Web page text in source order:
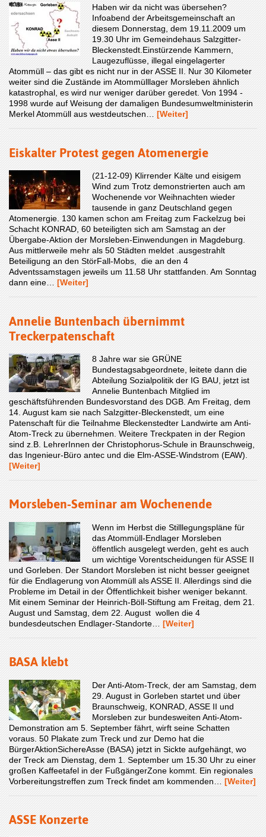
Haben wir da nicht was übersehen?
Infoabend der Arbeitsgemeinschaft an
diesem Donnerstag, dem 19.11.2009 um
19.30 Uhr im Gemeindehaus Salzgitter-
Bleckenstedt.Einstürzende Kammern,
Laugezuflüsse, illegal eingelagerter
Atommüll – das gibt es nicht nur in der ASSE II. Nur 30 Kilometer
weiter sind die Zustände im Atommülllager Morsleben ähnlich
katastrophal, es wird nur weniger darüber geredet. Von 1994 -
1998 wurde auf Weisung der damaligen Bundesumweltministerin
Merkel Atommüll aus westdeutschen… [Weiter]
Eiskalter Protest gegen Atomenergie
(21-12-09) Klirrender Kälte und eisigem
Wind zum Trotz demonstrierten auch am
Wochenende vor Weihnachten wieder
tausende in ganz Deutschland gegen
Atomenergie. 130 kamen schon am Freitag zum Fackelzug bei
Schacht KONRAD, 60 beteiligten sich am Samstag an der
Übergabe-Aktion der Morsleben-Einwendungen in Magdeburg.
Aus mittlerweile mehr als 50 Städten meldet .ausgestrahlt
Beteiligung an den StörFall-Mobs, die an den 4
Adventssamstagen jeweils um 11.58 Uhr stattfanden. Am Sonntag
dann eine… [Weiter]
Annelie Buntenbach übernimmt
Treckerpatenschaft
8 Jahre war sie GRÜNE
Bundestagsabgeordnete, leitete dann die
Abteilung Sozialpolitik der IG BAU, jetzt ist
Annelie Buntenbach Mitglied im
geschäftsführenden Bundesvorstand des DGB. Am Freitag, dem
14. August kam sie nach Salzgitter-Bleckenstedt, um eine
Patenschaft für die Teilnahme Bleckenstedter Landwirte am Anti-
Atom-Treck zu übernehmen. Weitere Treckpaten in der Region
sind z.B. LehrerInnen der Christophorus-Schule in Braunschweig,
das Ingenieur-Büro antec und die Elm-ASSE-Windstrom (EAW).
[Weiter]
Morsleben-Seminar am Wochenende
Wenn im Herbst die Stilllegungspläne für
das Atommüll-Endlager Morsleben
öffentlich ausgelegt werden, geht es auch
um wichtige Vorentscheidungen für ASSE II
und Gorleben. Der Standort Morsleben ist nicht besser geeignet
für die Endlagerung von Atommüll als ASSE II. Allerdings sind die
Probleme im Detail in der Öffentlichkeit bisher weniger bekannt.
Mit einem Seminar der Heinrich-Böll-Stiftung am Freitag, dem 21.
August und Samstag, dem 22. August wollen die 4
bundesdeutschen Endlager-Standorte… [Weiter]
BASA klebt
Der Anti-Atom-Treck, der am Samstag, dem
29. August in Gorleben startet und über
Braunschweig, KONRAD, ASSE II und
Morsleben zur bundesweiten Anti-Atom-
Demonstration am 5. September fährt, wirft seine Schatten
voraus. 50 Plakate zum Treck und zur Demo hat die
BürgerAktionSichereAsse (BASA) jetzt in Sickte aufgehängt, wo
der Treck am Dienstag, dem 1. September um 15.30 Uhr zu einer
großen Kaffeetafel in der FußgängerZone kommt. Ein regionales
Vorbereitungstreffen zum Treck findet am kommenden… [Weiter]
ASSE Konzerte